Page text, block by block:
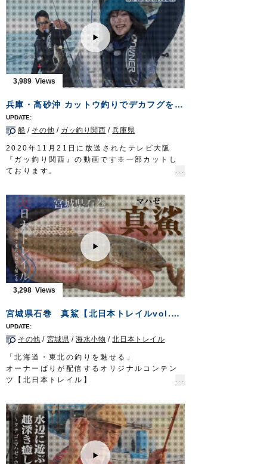
な環境が育んだ気高き魚を求めて湖に立ち込
むのは、札幌を拠点に活動するフィッシング
ガイド児島秀明さん。
この時期、阿寒に滞在しガイドに明け暮れる
湖のスペシャリストだが、今年は初挑戦。
全国からゲストを迎える前にフィールドのコ
ンディションを把握しておきたい。
胸高鳴る釣りの舞台が、ようやく幕を開け
タックル
ロッド：トラウトロッド L 5ft10in
リール：3500番 XG スピニングリール
メインライン：PE 0.7号
リーダー：ナイロン 12lb
スナップ： 耐力スナップ
#00
ルアー：
DS-48F デメタシャロー
放送日 2020年7月12日
OWNERMOVIEhttp://ownertv.jp/
オーナーばりwebsite
http://www.owner.co.jp
3,989
兵庫・高砂沖 カットウ釣りでデカフグを狙う
船 / その他 / ガッ釣り関西 /兵庫県
2020年11月21日に放送されたテレビ大阪
『ガッ釣り関西』の動画です※一部カットし
ております。
ーターののぞみさんに秋から冬にかけてシー
ズンとなる船からのカットウフグをみっちり
教えます。
基本的なテクニックからご紹介しております
ので、初心者の方もぜひご覧ください 。
■使用製品
・カットウシンカー 丸錘
・カットウ一角ふぐチラシ仕掛
・ムラムラふぐ喰わせ胴突
■取材協力
ガッ釣り関西 テレビ大阪 毎週土曜日 6時
20分～6時50分放送
osaka.co.jp/ip4/gattsuri/
OWNERMOVIEhttp://ownertv.jp/
オーナーばりwebsite
http://www.owner.co.jp
3,298
宮城県石巻 真鯊【北日本トレイルvol.3】
その他 / 宮城県 /海水小物 /北日本トレイル
「北海道・東北の釣りを魅せる」
オーナーばりが配信するオリジナルコンテン
ツ【北日本トレイル】
り。
刺身サイズの特大マハゼが釣れることで知ら
れるこのエリアを、同所に精通されている上
州屋新仙台泉店スタッフ鈴木栄樹さんに解説
していただきました。
弊社東北地区担当の赤沼も和気あいあいの同